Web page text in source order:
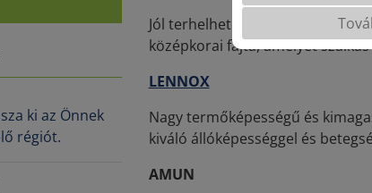
Jól terhelhető, kiválóan
középkorai fajta, amelyet
LENNOX
Nagy termőképességű és
kiváló állóképességgel és
AMUN